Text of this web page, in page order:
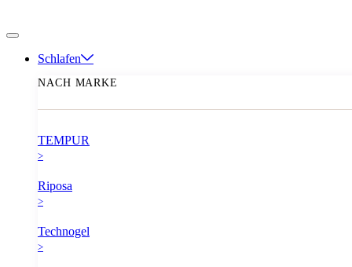
Schlafen
NACH MARKE
TEMPUR
>
Riposa
>
Technogel
>